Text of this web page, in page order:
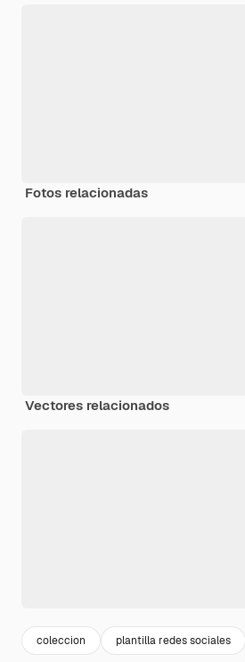
Fotos relacionadas
Vectores relacionados
coleccion plantilla redes sociales